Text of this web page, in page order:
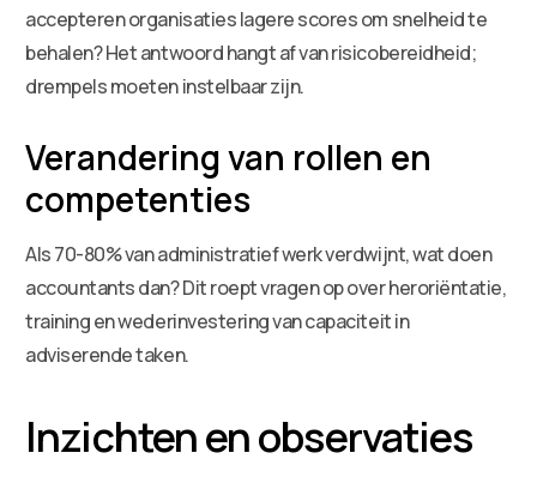
accepteren organisaties lagere scores om snelheid te
behalen? Het antwoord hangt af van risicobereidheid;
drempels moeten instelbaar zijn.
Verandering van rollen en
competenties
Als 70-80% van administratief werk verdwijnt, wat doen
accountants dan? Dit roept vragen op over heroriëntatie,
training en wederinvestering van capaciteit in
adviserende taken.
Inzichten en observaties